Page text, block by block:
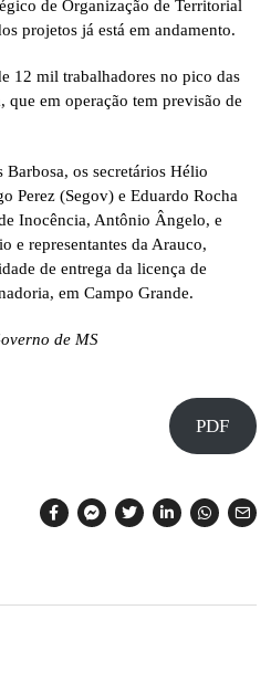
de Organização de Territorial
projetos já está em andamento.
12 mil trabalhadores no pico das
que em operação tem previsão de
os secretários Hélio
Perez (Segov) e Eduardo Rocha
Inocência, Antônio Ângelo, e
e representantes da Arauco,
de entrega da licença de
em Campo Grande.
de MS
PDF